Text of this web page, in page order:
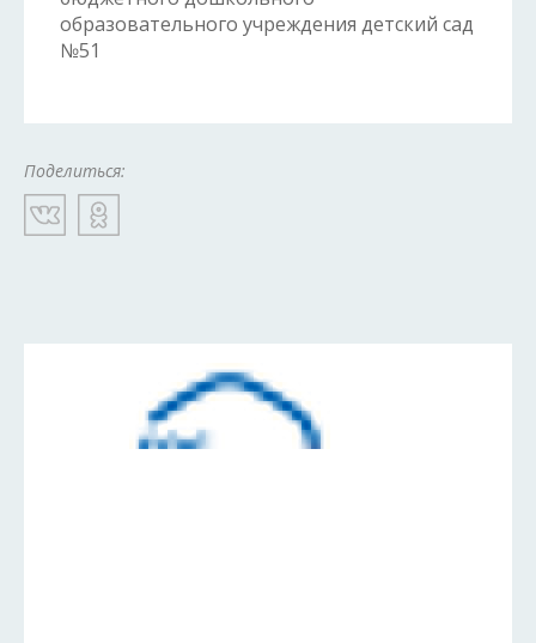
образовательного учреждения детский сад
№51
Поделиться: